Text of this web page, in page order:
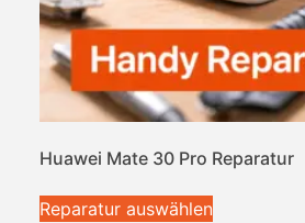
Huawei Mate 30 Pro Reparatur
Reparatur auswählen